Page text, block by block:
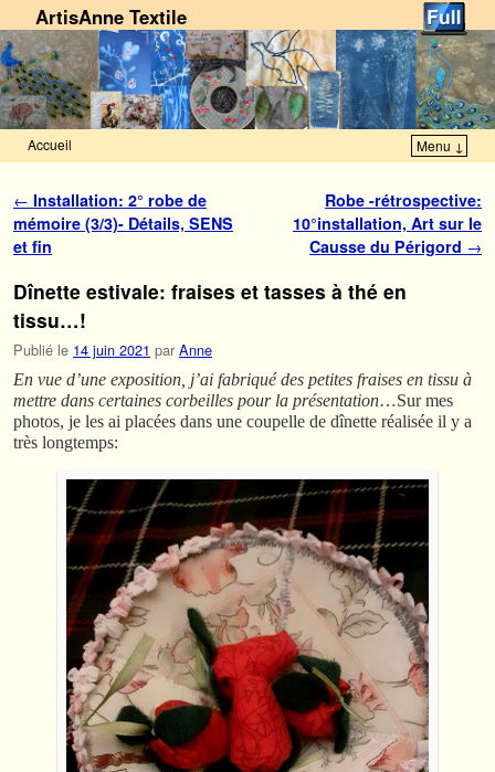
ArtisAnne Textile
Accueil Menu ↓
Navigation des articles
← Installation: 2° robe de
mémoire (3/3)- Détails, SENS
et fin
Robe -rétrospective:
10°installation, Art sur le
Causse du Périgord →
Dînette estivale: fraises et tasses à thé en
tissu…!
Publié le 14 juin 2021 par Anne
En vue d’une exposition, j’ai fabriqué des petites fraises en tissu à
mettre dans certaines corbeilles pour la présentation…Sur mes
photos, je les ai placées dans une coupelle de dînette réalisée il y a
très longtemps: